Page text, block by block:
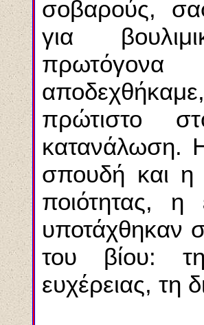
σοβαρούς,
για
πρωτόγονα
πρώτιστο
κατανάλωση.
σπουδή και η
ποιότητας,
υποτάχθηκαν
του βίου: τη
ευχέρειας, τη